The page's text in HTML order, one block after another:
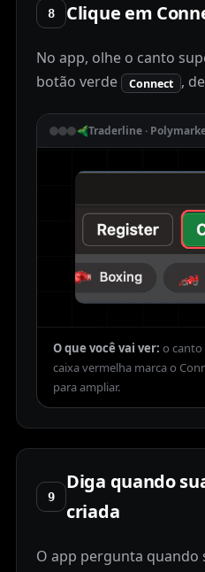
8 Clique em
No app, olhe o canto
botão verde
Connect ,
Traderline ·
O que você vai ver: o
caixa vermelha marca o
9
Diga quando
criada
O app pergunta quando